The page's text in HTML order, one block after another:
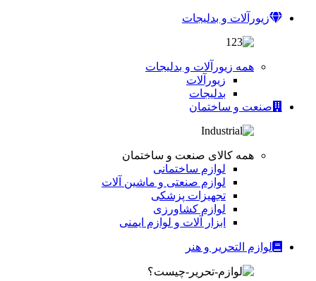
زیورآلات و بدلیجات
همه زیورآلات و بدلیجات
زیورآلات
بدلیجات
صنعت و ساختمان
همه کالای صنعت و ساختمان
لوازم ساختمانی
لوازم صنعتی و ماشین آلات
تجهیزات پزشکی
لوازم کشاورزی
ابزار آلات و لوازم ایمنی
لوازم التحریر و هنر